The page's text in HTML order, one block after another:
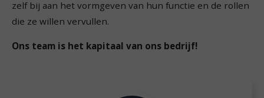
zelf bij aan het vormgeven van hun functie en de rollen
die ze willen vervullen.
Ons team is het kapitaal van ons bedrijf!